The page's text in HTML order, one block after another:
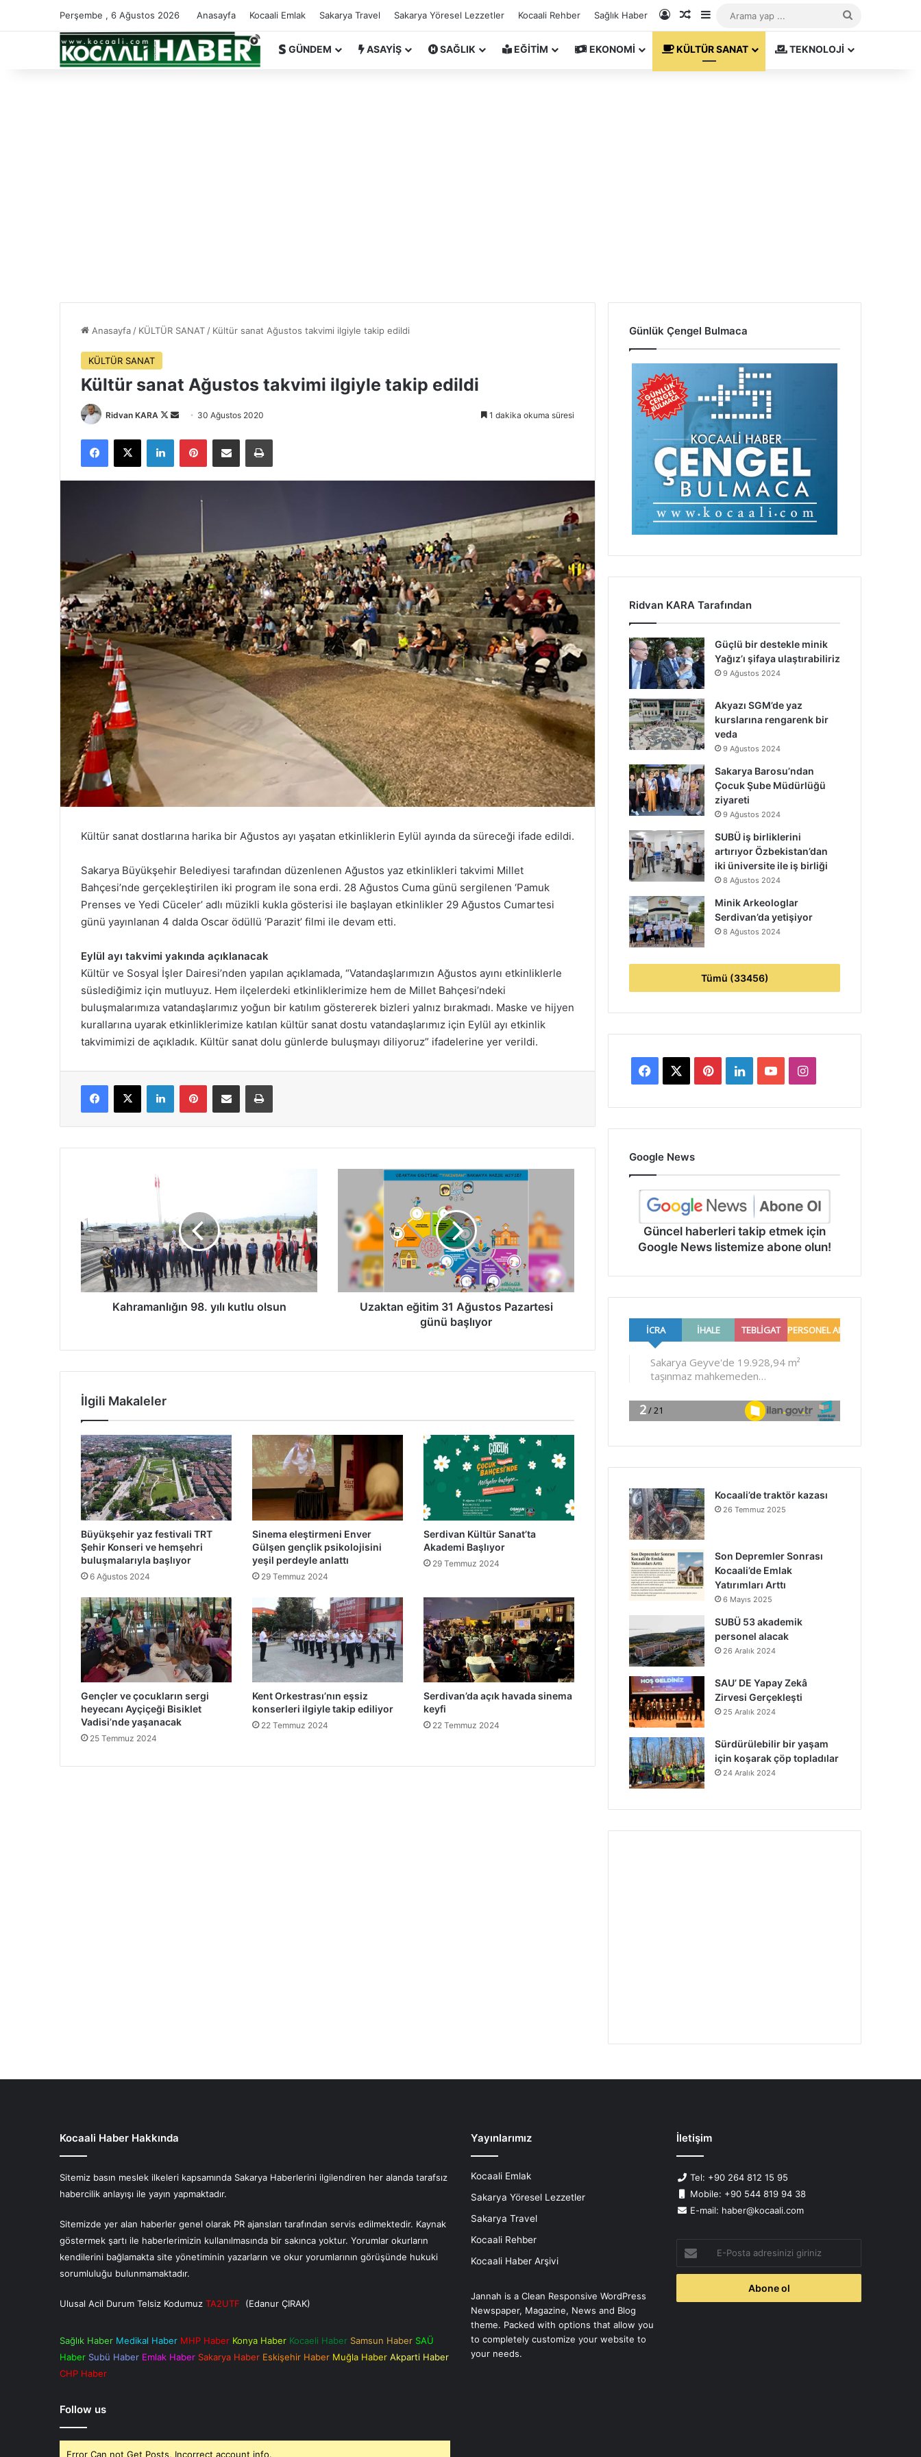
Perşembe , 6 Ağustos 2026 Anasayfa Kocaali Emlak Sakarya Travel Sakarya Yöresel Lezzetler Kocaali Rehber Sağlık Haber Kayıt OlRastgele Makale
Kenar Bölmesi
GÜNDEM ASAYİŞ SAĞLIK EĞİTİM EKONOMİ KÜLTÜR SANAT TEKNOLOJİ
Anasayfa / KÜLTÜR SANAT / Kültür sanat Ağustos takvimi ilgiyle takip edildi
KÜLTÜR SANAT
Kültür sanat Ağustos takvimi ilgiyle takip edildi
Ridvan KARA
Follow
Bir
posta
göndermek
30 Ağustos 2020 1 dakika okuma süresi
Facebook
X LinkedInPinterestE-Posta ile paylaş Yazdır
Kültür sanat dostlarına harika bir Ağustos ayı yaşatan etkinliklerin Eylül ayında da süreceği ifade edildi.
Sakarya Büyükşehir Belediyesi tarafından düzenlenen Ağustos yaz etkinlikleri takvimi Millet
Bahçesi’nde gerçekleştirilen iki program ile sona erdi. 28 Ağustos Cuma günü sergilenen ‘Pamuk
Prenses ve Yedi Cüceler’ adlı müzikli kukla gösterisi ile başlayan etkinlikler 29 Ağustos Cumartesi
günü yayınlanan 4 dalda Oscar ödüllü ‘Parazit’ filmi ile devam etti.
Eylül ayı takvimi yakında açıklanacak
Kültür ve Sosyal İşler Dairesi’nden yapılan açıklamada, “Vatandaşlarımızın Ağustos ayını etkinliklerle
süslediğimiz için mutluyuz. Hem ilçelerdeki etkinliklerimize hem de Millet Bahçesi’ndeki
buluşmalarımıza vatandaşlarımız yoğun bir katılım göstererek bizleri yalnız bırakmadı. Maske ve hijyen
kurallarına uyarak etkinliklerimize katılan kültür sanat dostu vatandaşlarımız için Eylül ayı etkinlik
takvimimizi de açıkladık. Kültür sanat dolu günlerde buluşmayı diliyoruz” ifadelerine yer verildi.
Facebook
X LinkedInPinterestE-Posta ile paylaş Yazdır
kutlu
olsun
Kahramanlığın 98. yılı kutlu olsun
Ağustos
Pazartesi
günü
başlıyor
Uzaktan eğitim 31 Ağustos Pazartesi
günü başlıyor
İlgili Makaleler
Büyükşehir yaz festivali TRT
Şehir Konseri ve hemşehri
buluşmalarıyla başlıyor
6 Ağustos 2024
Sinema eleştirmeni Enver
Gülşen gençlik psikolojisini
yeşil perdeyle anlattı
29 Temmuz 2024
Serdivan Kültür Sanat’ta
Akademi Başlıyor
29 Temmuz 2024
Gençler ve çocukların sergi
heyecanı Ayçiçeği Bisiklet
Vadisi’nde yaşanacak
25 Temmuz 2024
Kent Orkestrası’nın eşsiz
konserleri ilgiyle takip ediliyor
22 Temmuz 2024
Serdivan’da açık havada sinema
keyfi
22 Temmuz 2024
Günlük Çengel Bulmaca
Ridvan KARA Tarafından
Güçlü bir destekle minik
Yağız’ı şifaya ulaştırabiliriz
9 Ağustos 2024
Akyazı SGM’de yaz
kurslarına rengarenk bir
veda
9 Ağustos 2024
Sakarya Barosu’ndan
Çocuk Şube Müdürlüğü
ziyareti
9 Ağustos 2024
SUBÜ iş birliklerini
artırıyor Özbekistan’dan
iki üniversite ile iş birliği
8 Ağustos 2024
Minik Arkeologlar
Serdivan’da yetişiyor
8 Ağustos 2024
Tümü (33456)
Facebook PinterestLinkedInYouTubeInstagram
Google News
Güncel haberleri takip etmek için
Google News listemize abone olun!
Kocaali’de traktör kazası
26 Temmuz 2025
Son Depremler Sonrası
Kocaali’de Emlak
Yatırımları Arttı
6 Mayıs 2025
SUBÜ 53 akademik
personel alacak
26 Aralık 2024
SAU’ DE Yapay Zekâ
Zirvesi Gerçekleşti
25 Aralık 2024
Sürdürülebilir bir yaşam
için koşarak çöp topladılar
24 Aralık 2024
Kocaali Haber Hakkında
Sitemiz basın meslek ilkeleri kapsamında Sakarya Haberlerini ilgilendiren her alanda tarafsız
habercilik anlayışı ile yayın yapmaktadır.
Sitemizde yer alan haberler genel olarak PR ajansları tarafından servis edilmektedir. Kaynak
göstermek şartı ile haberlerimizin kullanılmasında bir sakınca yoktur. Yorumlar okurların
kendilerini bağlamakta site yönetiminin yazarların ve okur yorumlarının görüşünde hukuki
sorumluluğu bulunmamaktadır.
Ulusal Acil Durum Telsiz Kodumuz TA2UTF (Edanur ÇIRAK)
Sağlık Haber Medikal Haber MHP Haber Konya Haber Kocaeli Haber Samsun Haber SAÜ
Haber Subü Haber Emlak Haber Sakarya Haber Eskişehir Haber Muğla Haber Akparti Haber
CHP Haber
Follow us
Error Can not Get Posts, Incorrect account info.
Yayınlarımız
Kocaali Emlak
Sakarya Yöresel Lezzetler
Sakarya Travel
Kocaali Rehber
Kocaali Haber Arşivi
Jannah is a Clean Responsive WordPress
Newspaper, Magazine, News and Blog
theme. Packed with options that allow you
to completely customize your website to
your needs.
İletişim
Tel: +90 264 812 15 95
Mobile: +90 544 819 94 38
E-mail: haber@kocaali.com
Posta
adresinizi